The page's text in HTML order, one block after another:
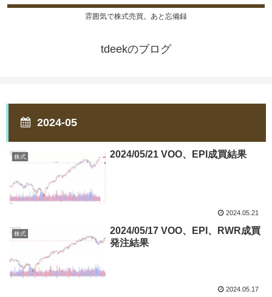
雰囲気で株式売買。あと忘備録
tdeekのブログ
2024-05
株式 2024/05/21 VOO、EPI成買結果
2024.05.21
株式
2024/05/17 VOO、EPI、RWR成買
発注結果
2024.05.17